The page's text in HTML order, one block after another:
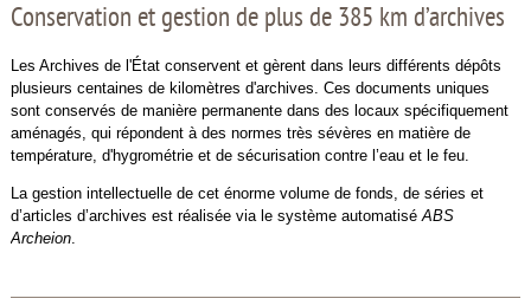
Conservation et gestion de plus de 385 km d’archives
Les Archives de l'État conservent et gèrent dans leurs différents dépôts
plusieurs centaines de kilomètres d'archives. Ces documents uniques
sont conservés de manière permanente dans des locaux spécifiquement
aménagés, qui répondent à des normes très sévères en matière de
température, d'hygrométrie et de sécurisation contre l’eau et le feu.
La gestion intellectuelle de cet énorme volume de fonds, de séries et
d’articles d’archives est réalisée via le système automatiséABS
Archeion.